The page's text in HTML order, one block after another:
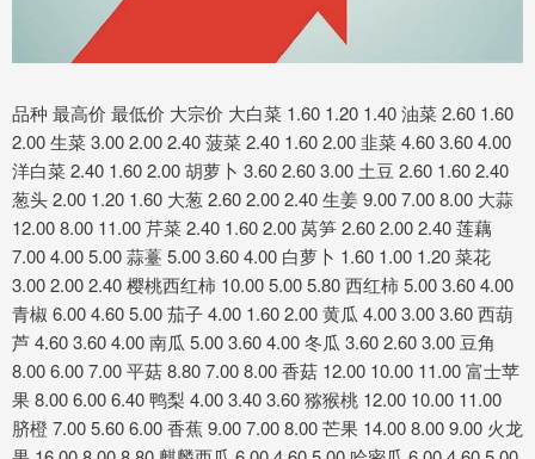
品种 最高价 最低价 大宗价 大白菜 1.60 1.20 1.40 油菜 2.60 1.60
2.00 生菜 3.00 2.00 2.40 菠菜 2.40 1.60 2.00 韭菜 4.60 3.60 4.00
洋白菜 2.40 1.60 2.00 胡萝卜 3.60 2.60 3.00 土豆 2.60 1.60 2.40
葱头 2.00 1.20 1.60 大葱 2.60 2.00 2.40 生姜 9.00 7.00 8.00 大蒜
12.00 8.00 11.00 芹菜 2.40 1.60 2.00 莴笋 2.60 2.00 2.40 莲藕
7.00 4.00 5.00 蒜薹 5.00 3.60 4.00 白萝卜 1.60 1.00 1.20 菜花
3.00 2.00 2.40 樱桃西红柿 10.00 5.00 5.80 西红柿 5.00 3.60 4.00
青椒 6.00 4.60 5.00 茄子 4.00 1.60 2.00 黄瓜 4.00 3.00 3.60 西葫
芦 4.60 3.60 4.00 南瓜 5.00 3.60 4.00 冬瓜 3.60 2.60 3.00 豆角
8.00 6.00 7.00 平菇 8.80 7.00 8.00 香菇 12.00 10.00 11.00 富士苹
果 8.00 6.00 6.40 鸭梨 4.00 3.40 3.60 猕猴桃 12.00 10.00 11.00
脐橙 7.00 5.60 6.00 香蕉 9.00 7.00 8.00 芒果 14.00 8.00 9.00 火龙